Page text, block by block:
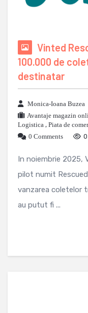
Vinted
100.000 de
destinatar
Monica-Ioana Buzea
Avantaje magazin
Logistica , Piata de
0 Comments
In noiembrie 2025,
pilot numit
vanzarea coletelor
au putut fi ...